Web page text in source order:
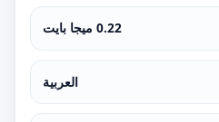
0.22 ميجا بايت
العربية